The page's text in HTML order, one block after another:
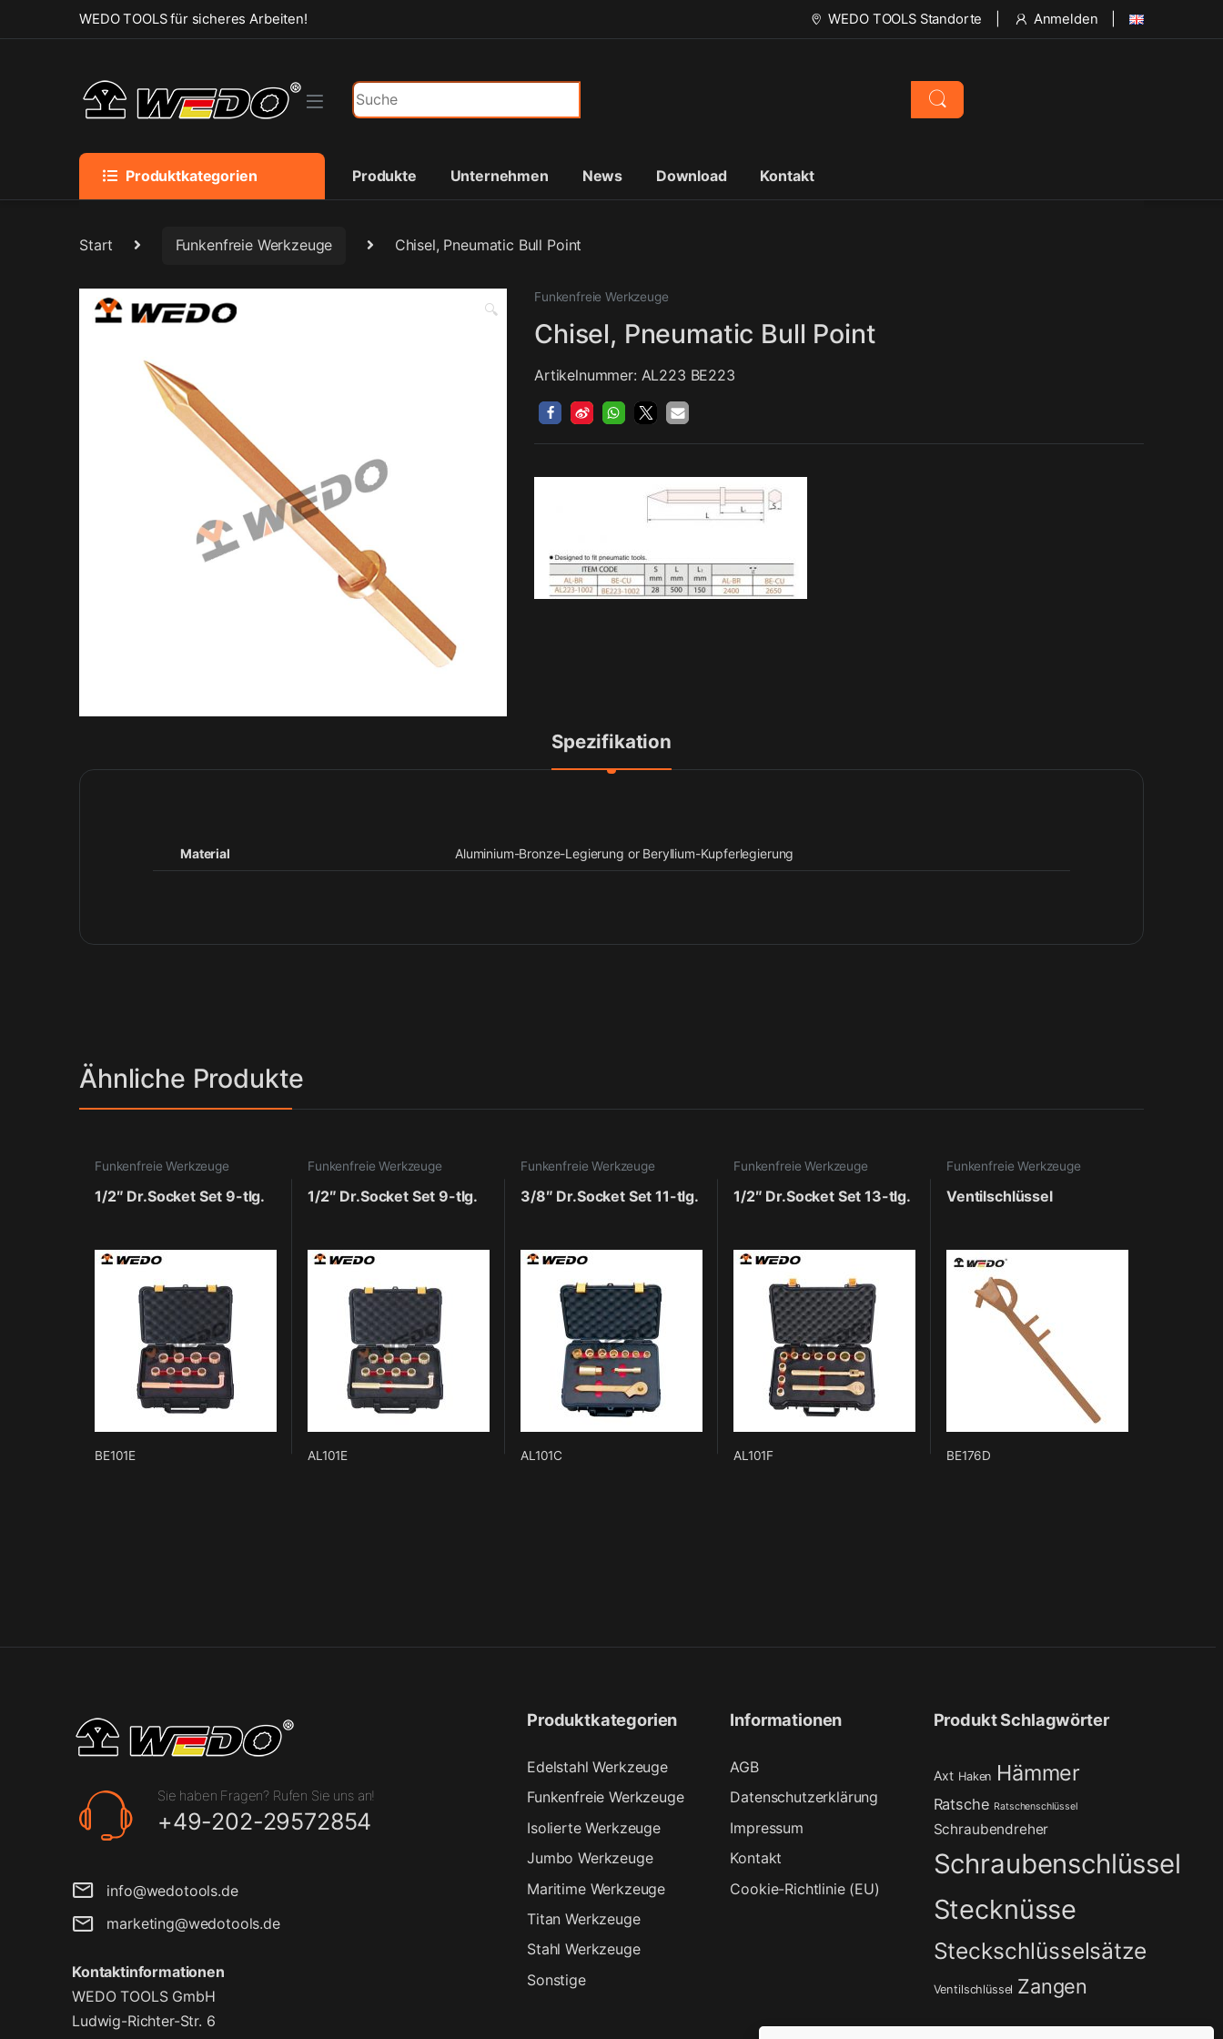
Skip to navigation
Skip to contentWEDO TOOLS für sicheres Arbeiten! WEDO TOOLS Standorte Anmelden
Search for:
Produktkategorien Produkte Unternehmen News Download Kontakt
Start Funkenfreie Werkzeuge Chisel, Pneumatic Bull Point
🔍
Funkenfreie Werkzeuge
Chisel, Pneumatic Bull Point
Artikelnummer: AL223 BE223
Spezifikation
Material Aluminium-Bronze-Legierung or Beryllium-Kupferlegierung
Ähnliche Produkte
Funkenfreie Werkzeuge
1/2″ Dr.Socket Set 9-tlg.
BE101E
Funkenfreie Werkzeuge
1/2″ Dr.Socket Set 9-tlg.
AL101E
Funkenfreie Werkzeuge
3/8″ Dr.Socket Set 11-tlg.
AL101C
Funkenfreie Werkzeuge
1/2″ Dr.Socket Set 13-tlg.
AL101F
Funkenfreie Werkzeuge
Ventilschlüssel
BE176D
Sie haben Fragen? Rufen Sie uns an!
+49-202-29572854
info@wedotools.de
marketing@wedotools.de
Kontaktinformationen
WEDO TOOLS GmbH
Ludwig-Richter-Str. 6
Produktkategorien
Edelstahl Werkzeuge
Funkenfreie Werkzeuge
Isolierte Werkzeuge
Jumbo Werkzeuge
Maritime Werkzeuge
Titan Werkzeuge
Stahl Werkzeuge
Sonstige
Informationen
AGB
Datenschutzerklärung
Impressum
Kontakt
Cookie-Richtlinie (EU)
Produkt Schlagwörter
Axt Haken Hämmer
Ratsche Ratschenschlüssel
Schraubendreher
Schraubenschlüssel
Stecknüsse
Steckschlüsselsätze
Ventilschlüssel Zangen